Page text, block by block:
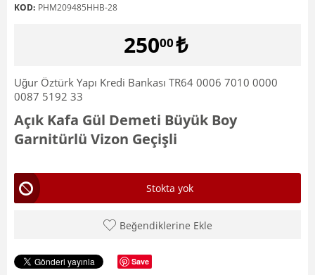
KOD: PHM209485HHB-28
25000₺
Uğur Öztürk Yapı Kredi Bankası TR64 0006 7010 0000
0087 5192 33
Açık Kafa Gül Demeti Büyük Boy
Garnitürlü Vizon Geçişli
Stokta yok
Beğendiklerine Ekle
Save